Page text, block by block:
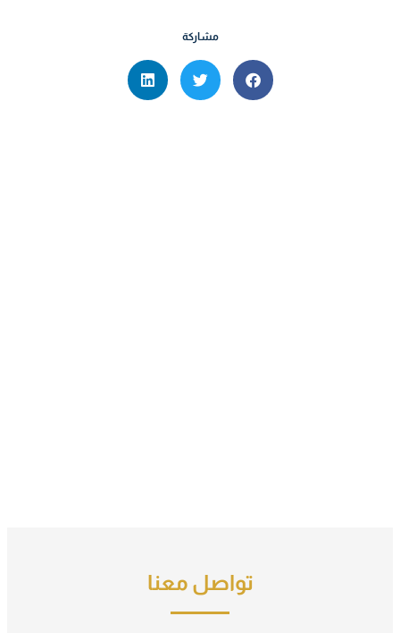
مشاركة
تواصل معنا